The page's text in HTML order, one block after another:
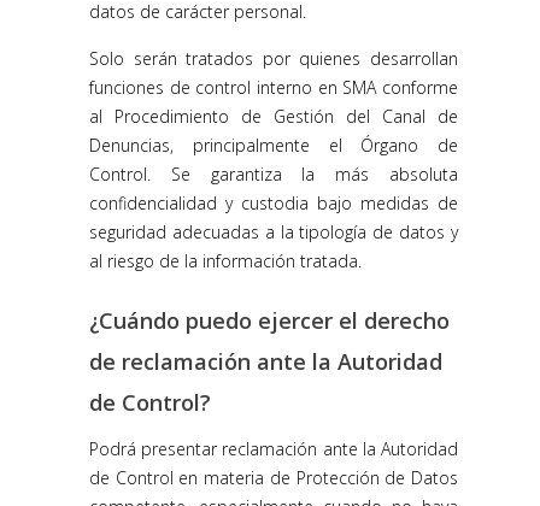
datos de carácter personal.
Solo serán tratados por quienes desarrollan
funciones de control interno en SMA conforme
al Procedimiento de Gestión del Canal de
Denuncias, principalmente el Órgano de
Control. Se garantiza la más absoluta
confidencialidad y custodia bajo medidas de
seguridad adecuadas a la tipología de datos y
al riesgo de la información tratada.
¿Cuándo puedo ejercer el derecho
de reclamación ante la Autoridad
de Control?
Podrá presentar reclamación ante la Autoridad
de Control en materia de Protección de Datos